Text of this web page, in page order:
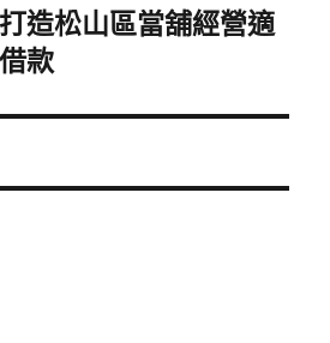
造松山區當舖經營適
款